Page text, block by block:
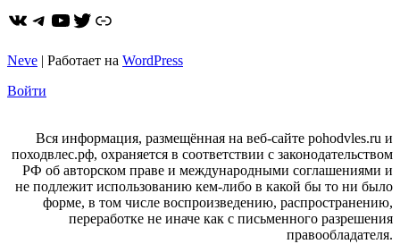
ВКонтакте
Telegram
YouTube
Twitter
https://dzen.ru/pohodvles
Neve | Работает на WordPress
Войти
Вся информация, размещённая на веб-сайте pohodvles.ru и
походвлес.рф, охраняется в соответствии с законодательством
РФ об авторском праве и международными соглашениями и
не подлежит использованию кем-либо в какой бы то ни было
форме, в том числе воспроизведению, распространению,
переработке не иначе как с письменного разрешения
правообладателя.